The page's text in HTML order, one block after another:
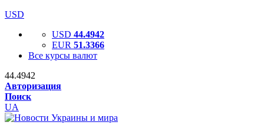
USD
USD 44.4942
EUR 51.3366
Все курсы валют
44.4942
Авторизация
Поиск
UA